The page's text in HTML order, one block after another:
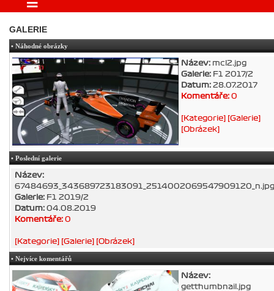
GALERIE
• Náhodné obrázky
Název: mcl2.jpg
Galerie: F1 2017/2
Datum: 28.07.2017
Komentáře: 0
[Kategorie] [Galerie]
[Obrázek]
• Poslední galerie
Název:
67484693_343689723183091_2514002069547909120_n.jpg
Galerie: F1 2019/2
Datum: 04.08.2019
Komentáře: 0
[Kategorie] [Galerie] [Obrázek]
• Nejvíce komentářů
Název:
getthumbnail.jpg